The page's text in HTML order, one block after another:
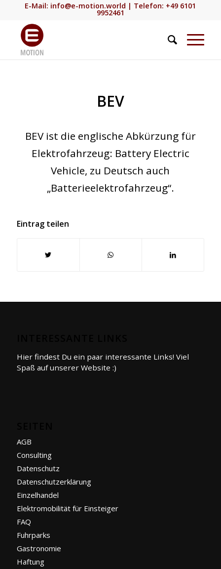
E-Mail: info@e-motion.world | Telefon: +49 6101
9952461
BEV
BEV ist die englische Abkürzung für
Elektrofahrzeug: Battery Electric
Vehicle, zu Deutsch auch
„Batterieelektrofahrzeug“.
Eintrag teilen
Hier findest Du ein paar interessante Links! Viel
Spaß auf unserer Website :)
AGB
Consulting
Datenschutz
Datenschutzerklärung
Einzelhandel
Elektromobilität für Einsteiger
FAQ
Fuhrparks
Gastronomie
Haftung